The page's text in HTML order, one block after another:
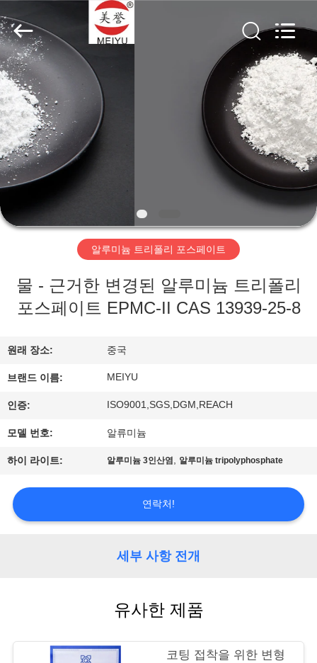
집
제
품
비
디
우
관
한
것
공
품
chemical
co.,ltd.
All
Rights
Reserved.
Developed
by
ECER
알루미늄 트리폴리 포스페이트
물 - 근거한 변경된 알루미늄 트리폴리
포스페이트 EPMC-II CAS 13939-25-8
원래 장소: 중국
브랜드 이름: MEIYU
인증: ISO9001,SGS,DGM,REACH
모델 번호: 알류미늄
하이 라이트: 알루미늄 3인산염 , 알루미늄 tripolyphosphate
연락처!
세부 사항 전개
유사한 제품
코팅 접착을 위한 변형